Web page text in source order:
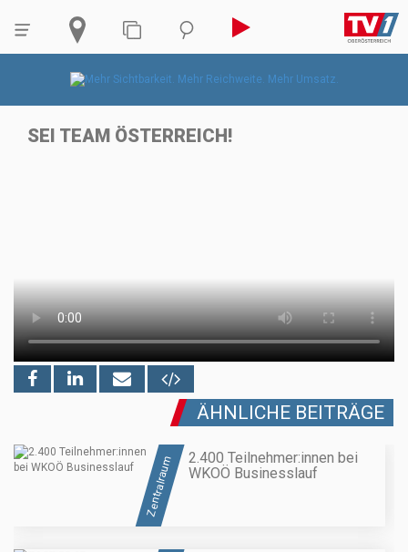
SEI TEAM ÖSTERREICH!
ÄHNLICHE BEITRÄGE
Zentralraum
2.400 Teilnehmer:innen bei
WKOÖ Businesslauf